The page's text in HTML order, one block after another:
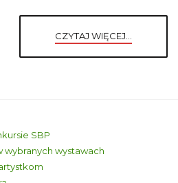
CZYTAJ WIĘCEJ...
SBP
wybranych wystawach